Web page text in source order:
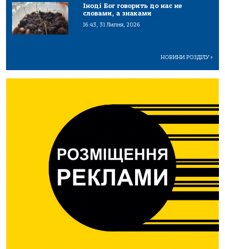
Іноді Бог говорить до нас не
словами, а знаками
16:43, 31 Липня, 2026
НОВИНИ РОЗДІЛУ>